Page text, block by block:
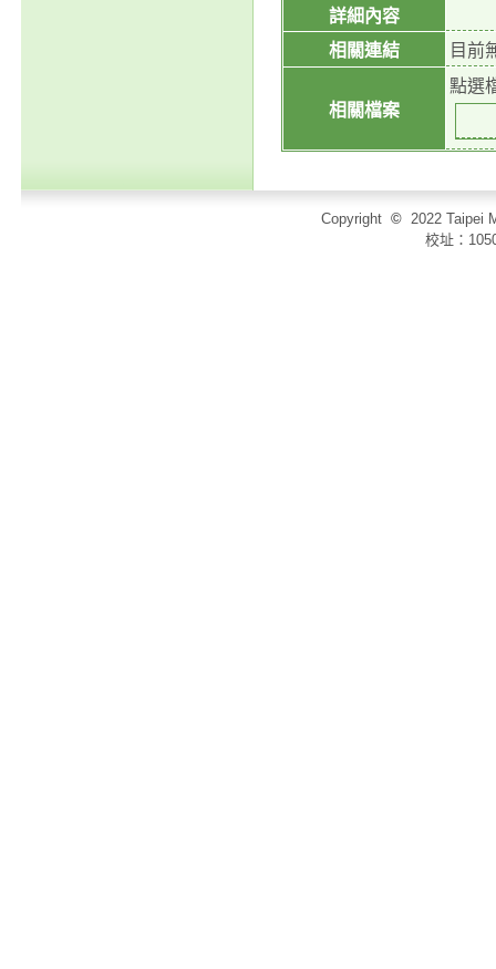
詳細內容
相關連結
目前
相關檔案
點選
Copyright © 2022 Taipei
校址：